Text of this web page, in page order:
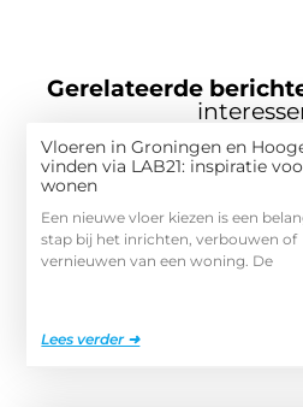
Gerelateerde
Vloeren in Groningen en
vinden via LAB21: inspiratie
wonen
Een nieuwe vloer kiezen is een
stap bij het inrichten, verbouwen of
vernieuwen van een woning. De
Lees verder ➜